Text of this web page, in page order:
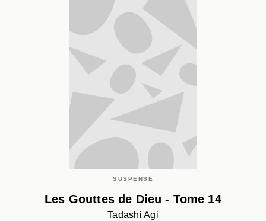
SUSPENSE
Les Gouttes de Dieu - Tome 14
Tadashi Agi